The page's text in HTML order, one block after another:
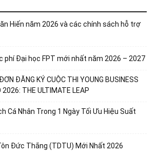
Hiến năm 2026 và các chính sách hỗ trợ
phí Đại học FPT mới nhất năm 2026 – 2027
ĐĂNG KÝ CUỘC THI YOUNG BUSINESS
2026: THE ULTIMATE LEAP
Cá Nhân Trong 1 Ngày Tối Ưu Hiệu Suất
Đức Thắng (TDTU) Mới Nhất 2026